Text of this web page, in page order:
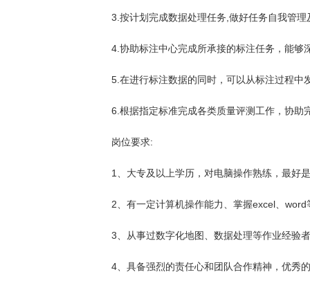
3.按计划完成数据处理任务,做好任务自我管
4.协助标注中心完成所承接的标注任务，能够
5.在进行标注数据的同时，可以从标注过程中
6.根据指定标准完成各类质量评测工作，协助
岗位要求:
1、大专及以上学历，对电脑操作熟练，最好
2、有一定计算机操作能力、掌握excel、
3、从事过数字化地图、数据处理等作业经验
4、具备强烈的责任心和团队合作精神，优秀